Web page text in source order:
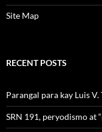
Site Map
RECENT POSTS
Parangal para kay Luis
SRN 191, peryodismo at